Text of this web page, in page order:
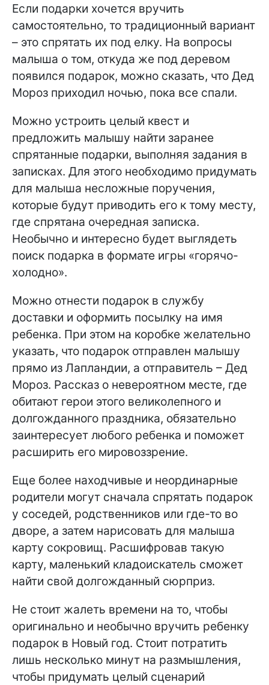
Если подарки хочется вручить
самостоятельно, то традиционный вариант
– это спрятать их под елку. На вопросы
малыша о том, откуда же под деревом
появился подарок, можно сказать, что Дед
Мороз приходил ночью, пока все спали.
Можно устроить целый квест и
предложить малышу найти заранее
спрятанные подарки, выполняя задания в
записках. Для этого необходимо придумать
для малыша несложные поручения,
которые будут приводить его к тому месту,
где спрятана очередная записка.
Необычно и интересно будет выглядеть
поиск подарка в формате игры «горячо-
холодно».
Можно отнести подарок в службу
доставки и оформить посылку на имя
ребенка. При этом на коробке желательно
указать, что подарок отправлен малышу
прямо из Лапландии, а отправитель – Дед
Мороз. Рассказ о невероятном месте, где
обитают герои этого великолепного и
долгожданного праздника, обязательно
заинтересует любого ребенка и поможет
расширить его мировоззрение.
Еще более находчивые и неординарные
родители могут сначала спрятать подарок
у соседей, родственников или где-то во
дворе, а затем нарисовать для малыша
карту сокровищ. Расшифровав такую
карту, маленький кладоискатель сможет
найти свой долгожданный сюрприз.
Не стоит жалеть времени на то, чтобы
оригинально и необычно вручить ребенку
подарок в Новый год. Стоит потратить
лишь несколько минут на размышления,
чтобы придумать целый сценарий